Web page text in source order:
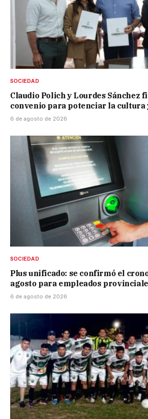
SOCIEDAD
Claudio Polich y Lourdes Sánchez
convenio para potenciar la cultura
6 de agosto de 2026
SOCIEDAD
Plus unificado: se confirmó el
agosto para empleados
6 de agosto de 2026